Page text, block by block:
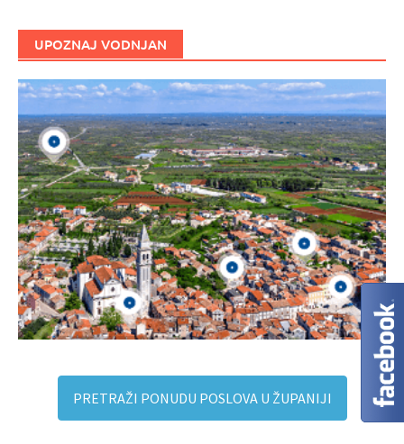
UPOZNAJ VODNJAN
PRETRAŽI PONUDU POSLOVA U ŽUPANIJI